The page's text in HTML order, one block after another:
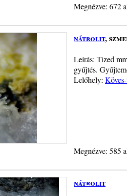
Megnézve: 672
nátrolit,
Leírás: Tized
gyűjtés.
Lelőhely:
Megnézve: 585
nátrolit